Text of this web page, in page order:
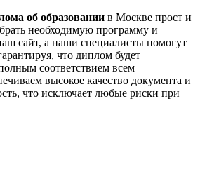
об образовании в Москве прост и
необходимую программу и
сайт, а наши специалисты помогут
что диплом будет
соответствием всем
высокое качество документа и
что исключает любые риски при